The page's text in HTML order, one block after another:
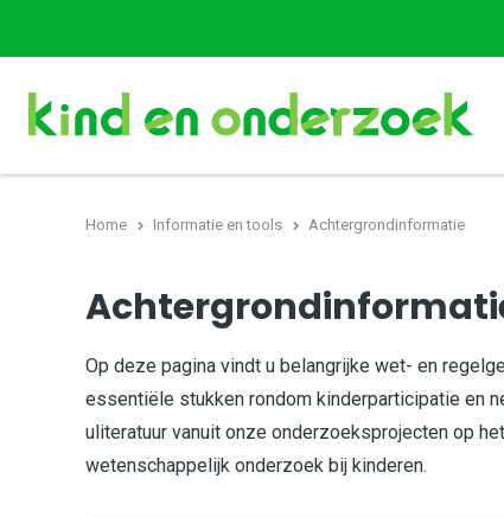
Home Informatie en tools Achtergrondinformatie
Op deze pagina vindt u belangrijke wet- en
essentiële stukken rondom kinderparticipatie en
uliteratuur vanuit onze onderzoeksprojecten op
wetenschappelijk onderzoek bij kinderen.